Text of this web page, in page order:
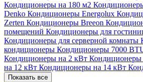
Кондиционеры на 180 м2
Denko Кондиционеры Energolux
Zerten Кондиционеры Breeon
помещений Кондиционеры для
Кондиционеры для серверной комнаты
кондиционеры Кондиционеры 7000
Кондиционеры на 2 кВт Кондиционеры
на 12 кВт Кондиционеры на 14 кВт
Показать все